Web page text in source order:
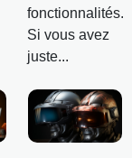
fonctionnalités.
Si vous avez
juste...